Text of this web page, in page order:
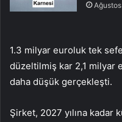
1.3 milyar euroluk tek
düzeltilmiş kar 2,1 milyar
daha düşük gerçekleşti.
Şirket, 2027 yılına kadar